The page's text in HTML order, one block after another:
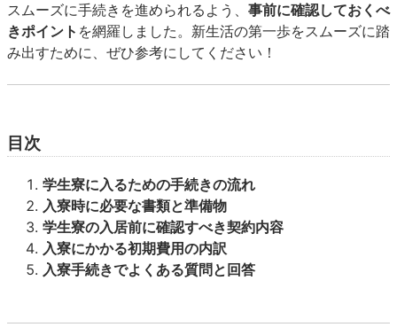
スムーズに手続きを進められるよう、 事前に確認しておくべ
きポイント を網羅しました。新生活の第一歩をスムーズに踏
み出すために、ぜひ参考にしてください！
目次
学生寮に入るための手続きの流れ
入寮時に必要な書類と準備物
学生寮の入居前に確認すべき契約内容
入寮にかかる初期費用の内訳
入寮手続きでよくある質問と回答